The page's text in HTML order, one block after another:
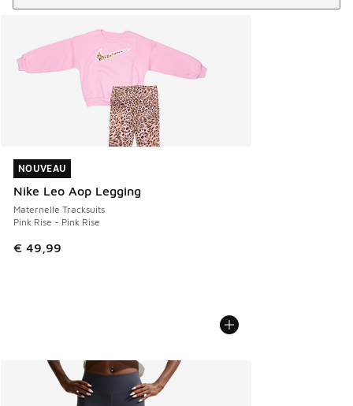
NOUVEAU
Nike Leo Aop Legging
Maternelle Tracksuits
Pink Rise - Pink Rise
€ 49,99
NOUVEAU